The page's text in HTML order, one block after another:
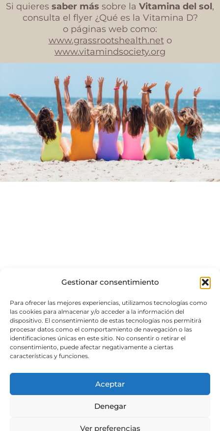
Gestionar consentimiento
Para ofrecer las mejores experiencias, utilizamos tecnologías como
las cookies para almacenar y/o acceder a la información del
dispositivo. El consentimiento de estas tecnologías nos permitirá
procesar datos como el comportamiento de navegación o las
identificaciones únicas en este sitio. No consentir o retirar el
consentimiento, puede afectar negativamente a ciertas
características y funciones.
Aceptar
Denegar
Ver preferencias
Si quieres saber más sobre la Vitamina del sol,
consulta el flyer ¿Qué es la Vitamina D?
o páginas web como:
www.grassrootshealth.neto
www.vitamindsociety.org